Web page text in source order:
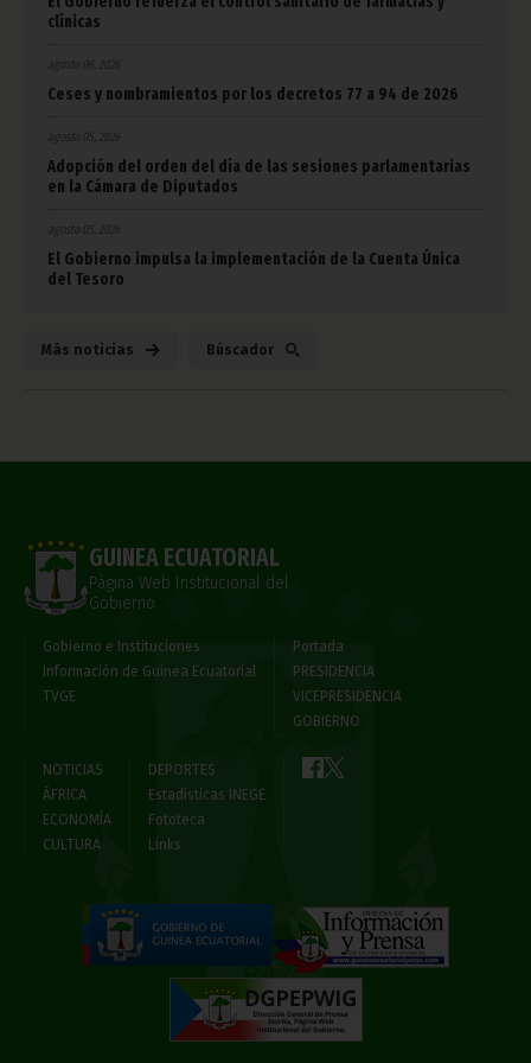
clínicas
agosto 06, 2026
Ceses y nombramientos por los decretos 77 a 94 de 2026
Adopción del orden del día de las sesiones parlamentarias
en la Cámara de Diputados
El Gobierno impulsa la implementación de la Cuenta Única
del Tesoro
Más noticias Búscador
GUINEA ECUATORIAL
Página Web Institucional del
Gobierno
Gobierno e Instituciones
Información de Guinea Ecuatorial
TVGE
Portada
PRESIDENCIA
VICEPRESIDENCIA
GOBIERNO
NOTICIAS
ÁFRICA
ECONOMÍA
CULTURA
DEPORTES
Estadísticas INEGE
Fototeca
Links